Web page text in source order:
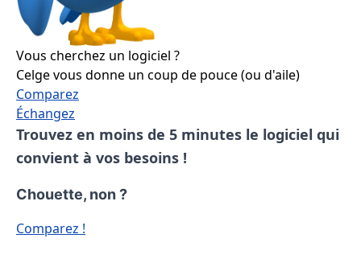
Vous cherchez un logiciel ?
Celge vous donne un coup de pouce (ou d'aile)
Comparez
Échangez
Trouvez en moins de 5 minutes le logiciel qui
convient à vos besoins !
Chouette, non ?
Comparez !